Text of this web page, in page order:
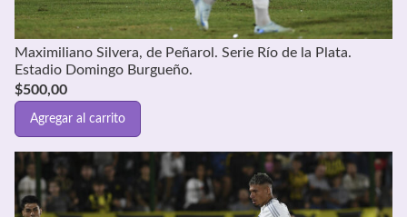
Maximiliano Silvera, de Peñarol. Serie Río de la Plata.
Estadio Domingo Burgueño.
$500,00
Agregar al carrito